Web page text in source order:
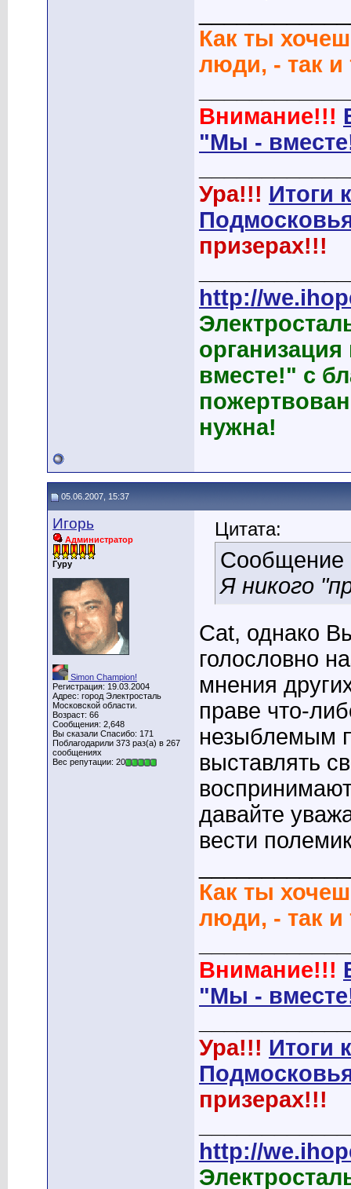
Как ты
люди, - так
Внимание!!!
"Мы -
Ура!!! Итоги
призерах!!!
http://
вместе!" с
нужна!
05.06.2007, 15:37
Игорь
Администратор
Гуру
Simon Champion!
Регистрация: 19.03.2004
Адрес: город Электросталь
Московской области.
Возраст: 66
Сообщения: 2,648
Вы сказали Спасибо: 171
Поблагодарили 373 раз(а) в 267
сообщениях
Вес репутации: 20
Цитата:
Сообщение
Я никого
Cat, однако
голословно
мнения
праве что-
незыблемым
выставлять
давайте
вести
Как ты
люди, - так
Внимание!!!
"Мы -
Ура!!! Итоги
призерах!!!
http://